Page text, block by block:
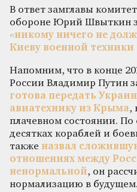
В ответ замглавы
обороне Юрий Швыткин
«никому ничего не
Киеву военной
Напомним, что в конце
России Владимир Путин
готова передать
авиатехнику из Крыма,
плачевном состоянии. По
десятках кораблей и
также назвал
отношениях между
ненормальной, он
нормализацию в будущем.